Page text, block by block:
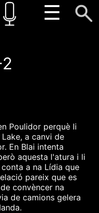
☰
Poulidor perquè li
a canvi de
En Blai intenta
aquesta l'atura i li
a na Lídia que
pareix que es
convèncer na
de camions gelera